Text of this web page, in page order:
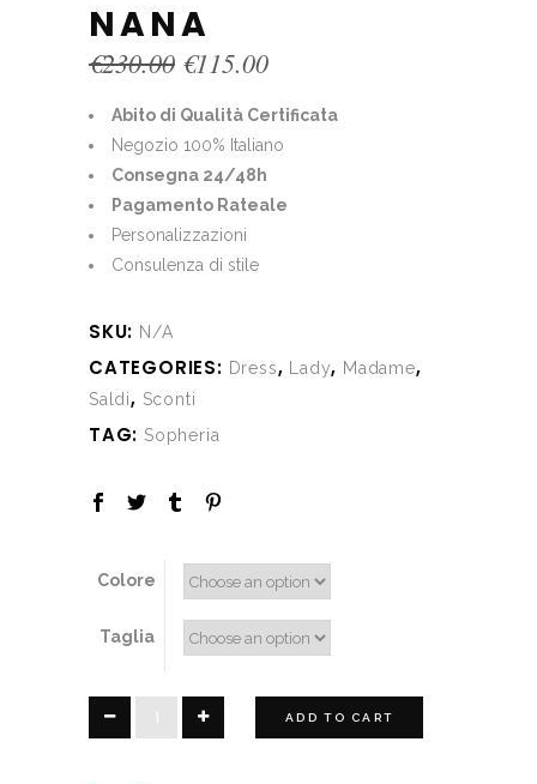
NANA
€230.00 Original
was:
€230.00.
€115.00Current
is:
€115.00.
Abito di Qualità Certificata
Negozio 100% Italiano
Consegna 24/48h
Pagamento Rateale
Personalizzazioni
Consulenza di stile
SKU: N/A
CATEGORIES: Dress, Lady, Madame,
Saldi, Sconti
TAG: Sopheria
Colore
Taglia
Nana
quantity
ADD TO CART